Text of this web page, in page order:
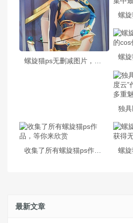
收集了所有螺旋猫ps作品，等你来欣赏
最新文章